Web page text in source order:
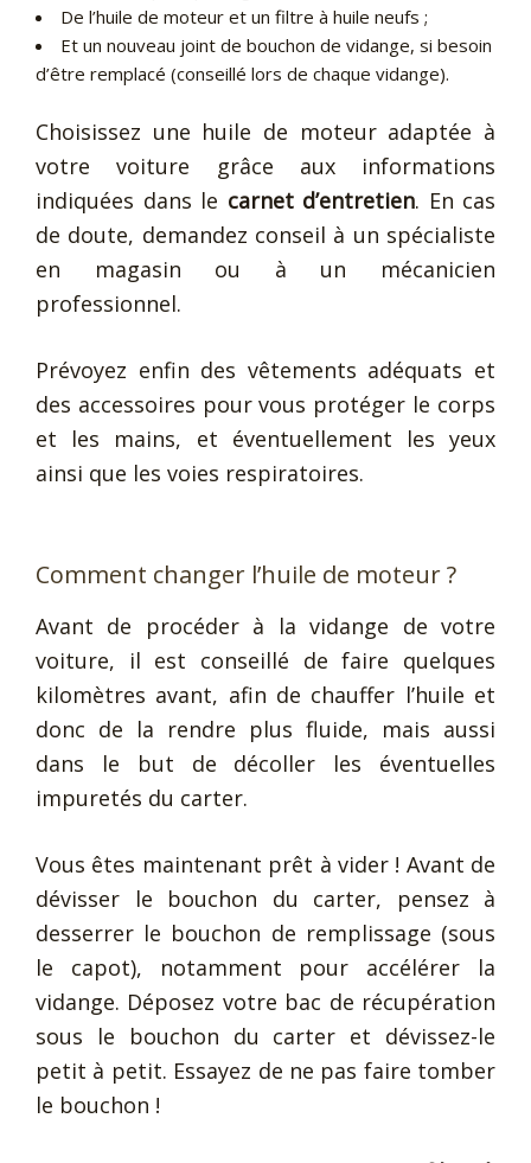
De l’huile de moteur et un filtre à huile neufs ;
Et un nouveau joint de bouchon de vidange, si besoin
d’être remplacé (conseillé lors de chaque vidange).
Choisissez une huile de moteur adaptée à
votre voiture grâce aux informations
indiquées dans le carnet d’entretien. En cas
de doute, demandez conseil à un spécialiste
en magasin ou à un mécanicien
professionnel.
Prévoyez enfin des vêtements adéquats et
des accessoires pour vous protéger le corps
et les mains, et éventuellement les yeux
ainsi que les voies respiratoires.
Comment changer l’huile de moteur ?
Avant de procéder à la vidange de votre
voiture, il est conseillé de faire quelques
kilomètres avant, afin de chauffer l’huile et
donc de la rendre plus fluide, mais aussi
dans le but de décoller les éventuelles
impuretés du carter.
Vous êtes maintenant prêt à vider ! Avant de
dévisser le bouchon du carter, pensez à
desserrer le bouchon de remplissage (sous
le capot), notamment pour accélérer la
vidange. Déposez votre bac de récupération
sous le bouchon du carter et dévissez-le
petit à petit. Essayez de ne pas faire tomber
le bouchon !